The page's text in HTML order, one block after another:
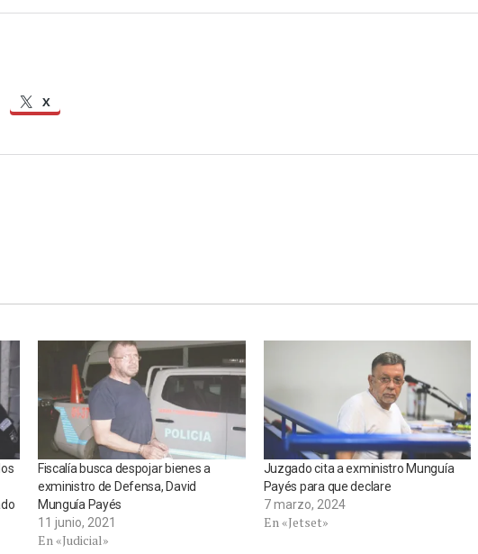
X
Fiscalía busca despojar bienes a
exministro de Defensa, David
Munguía Payés
11 junio, 2021
En «Judicial»
Juzgado cita a exministro Munguía
Payés para que declare
7 marzo, 2024
En «Jetset»